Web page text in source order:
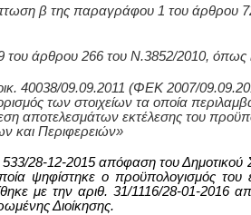
β της παραγράφου 1 του άρθρου
του άρθρου 266 του Ν.3852/2010, όπως
40038/09.09.2011 (ΦΕΚ 2007/
των στοιχείων τα οποία
αποτελεσμάτων εκτέλεσης του
και Περιφερειών»
533/28-12-2015 απόφαση του Δημοτικού
ψηφίστηκε ο προϋπολογισμός του
με την αριθ. 31/1116/28-01-2016
Διοίκησης.